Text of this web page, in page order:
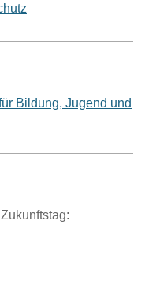
Bildung, Jugend und